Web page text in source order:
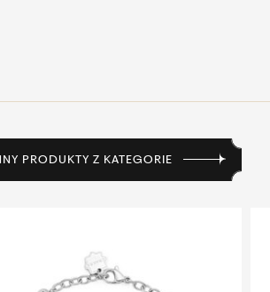
PRODUKTY Z KATEGORIE